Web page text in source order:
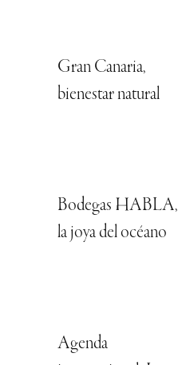
Gran Canaria,
bienestar natural
Bodegas HABLA,
la joya del océano
Agenda